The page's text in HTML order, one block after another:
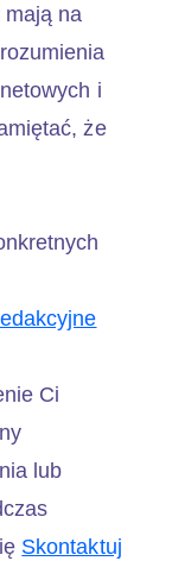
mają na
i
że
Ci
lub
Skontaktuj